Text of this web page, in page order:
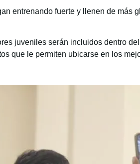
entrenando fuerte y llenen de más
juveniles serán incluidos dentro
que le permiten ubicarse en los